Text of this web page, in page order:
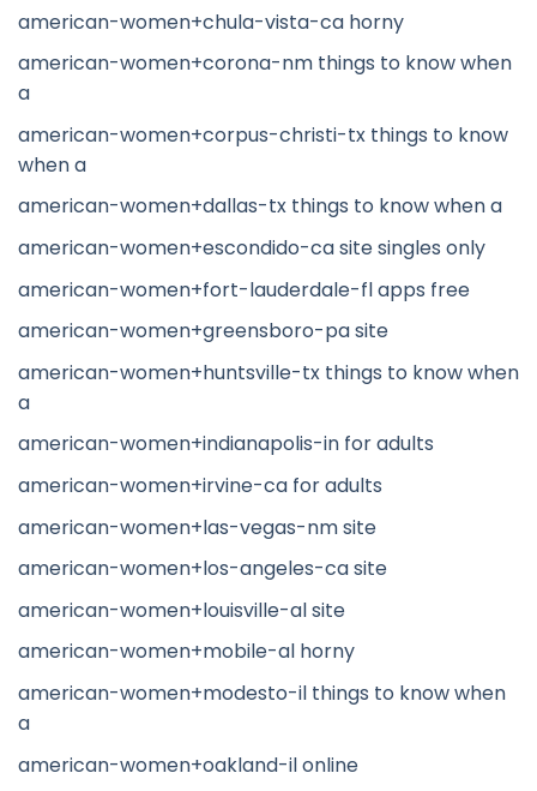
american-women+chula-vista-ca horny
american-women+corona-nm things to know when
a
american-women+corpus-christi-tx things to know
when a
american-women+dallas-tx things to know when a
american-women+escondido-ca site singles only
american-women+fort-lauderdale-fl apps free
american-women+greensboro-pa site
american-women+huntsville-tx things to know when
a
american-women+indianapolis-in for adults
american-women+irvine-ca for adults
american-women+las-vegas-nm site
american-women+los-angeles-ca site
american-women+louisville-al site
american-women+mobile-al horny
american-women+modesto-il things to know when
a
american-women+oakland-il online